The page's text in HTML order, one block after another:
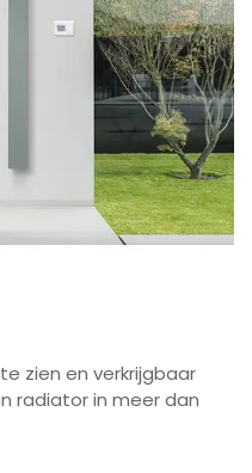
zien en verkrijgbaar
radiator in meer dan